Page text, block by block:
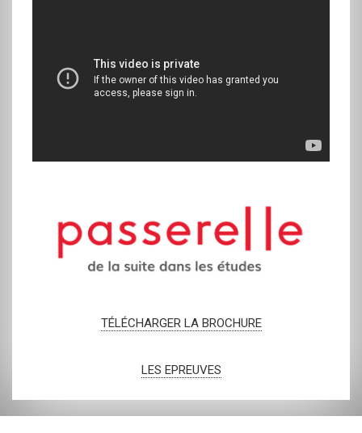
TÉLÉCHARGER LA BROCHURE
LES EPREUVES